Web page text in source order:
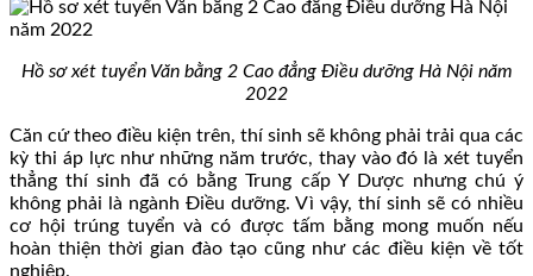
Hồ sơ xét tuyển Văn bằng 2 Cao đẳng Điều dưỡng Hà Nội năm
2022
Căn cứ theo điều kiện trên, thí sinh sẽ không phải trải qua các
kỳ thi áp lực như những năm trước, thay vào đó là xét tuyển
thẳng thí sinh đã có bằng Trung cấp Y Dược nhưng chú ý
không phải là ngành Điều dưỡng. Vì vậy, thí sinh sẽ có nhiều
cơ hội trúng tuyển và có được tấm bằng mong muốn nếu
hoàn thiện thời gian đào tạo cũng như các điều kiện về tốt
nghiệp.